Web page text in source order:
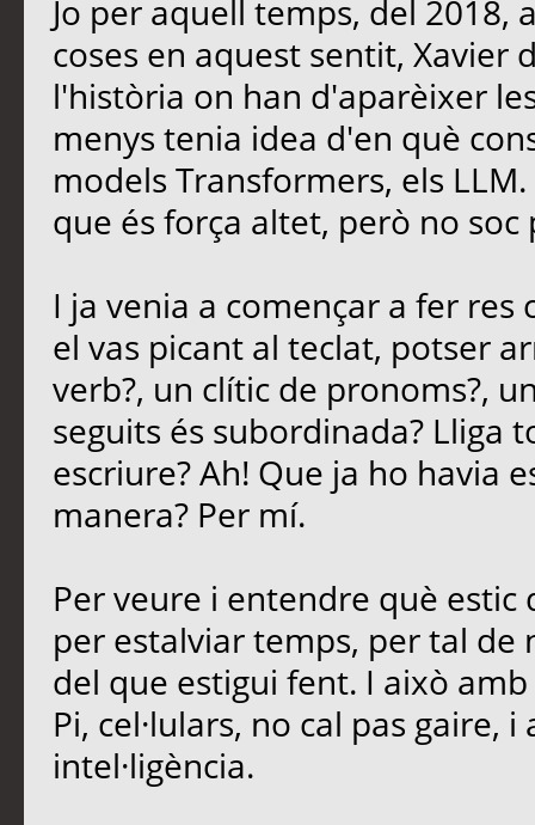
Jo per aquell temps, del 2018,
coses en aquest sentit, Xavier
l'història on han d'aparèixer
menys tenia idea d'en què
models Transformers, els
que és força altet, però no soc
I ja venia a començar a fer
el vas picant al teclat, potser
verb?, un clític de pronoms?,
seguits és subordinada? Lliga
escriure? Ah! Que ja ho havia
manera? Per mí.
Per veure i entendre què
per estalviar temps, per tal
del que estigui fent. I això
Pi, cel·lulars, no cal pas gaire,
intel·ligència.